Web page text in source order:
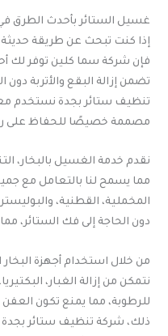
غسيل الستائر بأحدث الطرق
إذا كنت تبحث عن طريقة
فإن شركة سما كلين توفر لك
تضمن إزالة البقع والأتربة
تنظيف ستائر بجدة نستخدم
مصممة خصيصًا للحفاظ على
نقدم خدمة الغسيل بالبخار،
مما يسمح لنا بالتعامل مع جميع
المخملية، القطنية،
دون الحاجة إلى فك الستائر،
من خلال استخدام أجهزة
نتمكن من إزالة الغبار،
للرطوبة، مما يمنع تكون
ذلك، شركة تنظيف ستائر